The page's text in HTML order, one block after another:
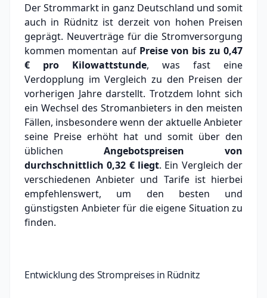
Der Strommarkt in ganz Deutschland und somit
auch in Rüdnitz ist derzeit von hohen Preisen
geprägt. Neuverträge für die Stromversorgung
kommen momentan auf Preise von bis zu0,47
€ pro Kilowattstunde, was fast eine
Verdopplung im Vergleich zu den Preisen der
vorherigen Jahre darstellt. Trotzdem lohnt sich
ein Wechsel des Stromanbieters in den meisten
Fällen, insbesondere wenn der aktuelle Anbieter
seine Preise erhöht hat und somit über den
üblichen Angebotspreisen von
durchschnittlich0,32 €liegt. Ein Vergleich der
verschiedenen Anbieter und Tarife ist hierbei
empfehlenswert, um den besten und
günstigsten Anbieter für die eigene Situation zu
finden.
Entwicklung des Strompreises in Rüdnitz